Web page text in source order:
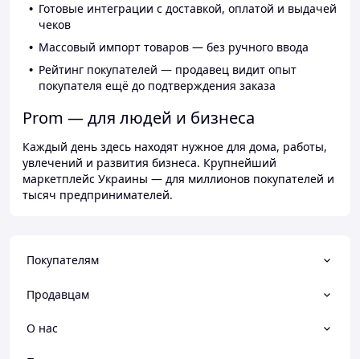
Готовые интеграции с доставкой, оплатой и выдачей
чеков
Массовый импорт товаров — без ручного ввода
Рейтинг покупателей — продавец видит опыт
покупателя ещё до подтверждения заказа
Prom — для людей и бизнеса
Каждый день здесь находят нужное для дома, работы,
увлечений и развития бизнеса. Крупнейший
маркетплейс Украины — для миллионов покупателей и
тысяч предпринимателей.
Покупателям
Продавцам
О нас